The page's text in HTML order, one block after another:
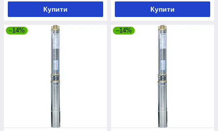
Купити Купити
–14% –14%